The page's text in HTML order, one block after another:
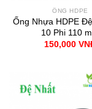
ỐNG HDPE
Ống Nhựa HDPE
10 Phi 110
150,000